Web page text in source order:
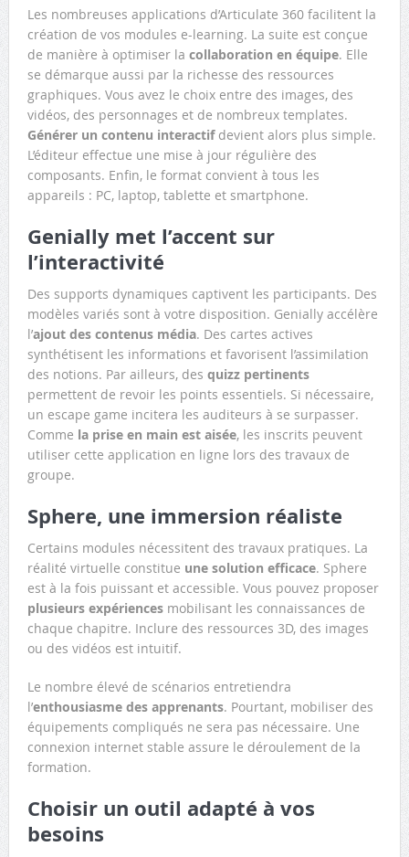
Les nombreuses applications d’Articulate 360 facilitent la
création de vos modules e-learning. La suite est conçue
de manière à optimiser la collaboration en équipe. Elle
se démarque aussi par la richesse des ressources
graphiques. Vous avez le choix entre des images, des
vidéos, des personnages et de nombreux templates.
Générer un contenu interactifdevient alors plus simple.
L’éditeur effectue une mise à jour régulière des
composants. Enfin, le format convient à tous les
appareils : PC, laptop, tablette et smartphone.
Genially met l’accent sur
l’interactivité
Des supports dynamiques captivent les participants. Des
modèles variés sont à votre disposition. Genially accélère
l’ajout des contenus média. Des cartes actives
synthétisent les informations et favorisent l’assimilation
des notions. Par ailleurs, des quizz pertinents
permettent de revoir les points essentiels. Si nécessaire,
un escape game incitera les auditeurs à se surpasser.
Comme la prise en main est aisée, les inscrits peuvent
utiliser cette application en ligne lors des travaux de
groupe.
Sphere, une immersion réaliste
Certains modules nécessitent des travaux pratiques. La
réalité virtuelle constitue une solution efficace. Sphere
est à la fois puissant et accessible. Vous pouvez proposer
plusieurs expériencesmobilisant les connaissances de
chaque chapitre. Inclure des ressources 3D, des images
ou des vidéos est intuitif.
Le nombre élevé de scénarios entretiendra
l’enthousiasme des apprenants. Pourtant, mobiliser des
équipements compliqués ne sera pas nécessaire. Une
connexion internet stable assure le déroulement de la
formation.
Choisir un outil adapté à vos
besoins